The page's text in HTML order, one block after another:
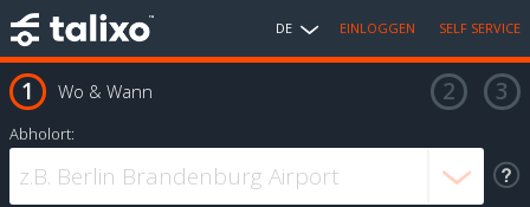
DE EINLOGGEN SELF SERVICE
Wo & Wann
Abholort: